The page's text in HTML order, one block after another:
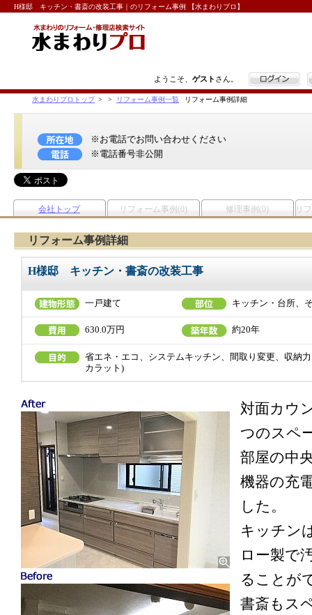
H様邸 キッチン・書斎の改装工事｜のリフォーム事例 【水まわりプロ】
ようこそ、 ゲスト さん。 ログイン
水まわりプロトップ > > リフォーム事例一覧 リフォーム事例詳細
※お電話でお問い合わせください
※電話番号非公開
会社トップ リフォーム事例(0) 修理事例(0) リ
リフォーム事例詳細
H様邸 キッチン・書斎の改装工事
一戸建て キッチン・台所、
630.0万円 約20年
省エネ・エコ、システムキッチン、間取り変更、収納
カラット)
対面カウ
つのスペ
部屋の中
機器の充
した。
キッチン
ロー製で
ることが
書斎もス